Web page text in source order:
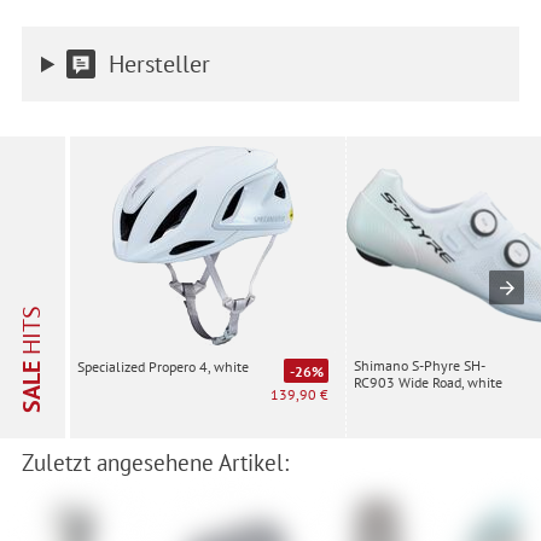
Hersteller
SALE
HITS
Specialized Propero 4, white
-26%
139,90 €
Shimano S-Phyre SH-
RC903 Wide Road, white
Zuletzt angesehene Artikel: